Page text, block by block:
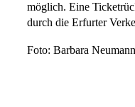
möglich. Eine
durch die Erfurter
Foto: Barbara Neumann